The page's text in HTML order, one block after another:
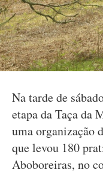
Na tarde de
etapa da Taça da
uma organização
que levou 180
Aboboreiras, no